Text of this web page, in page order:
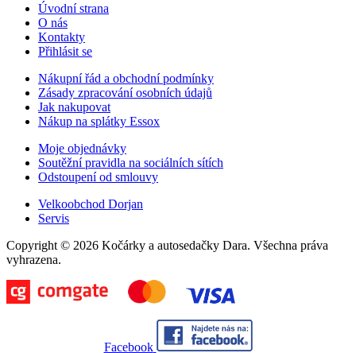
Úvodní strana
O nás
Kontakty
Přihlásit se
Nákupní řád a obchodní podmínky
Zásady zpracování osobních údajů
Jak nakupovat
Nákup na splátky Essox
Moje objednávky
Soutěžní pravidla na sociálních sítích
Odstoupení od smlouvy
Velkoobchod Dorjan
Servis
Copyright © 2026 Kočárky a autosedačky Dara. Všechna práva
vyhrazena.
Facebook